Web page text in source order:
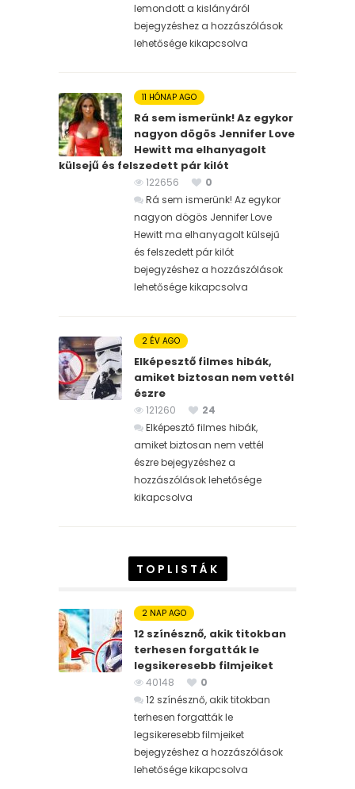
lemondott a kislányáról
bejegyzéshez a hozzászólások
lehetősége kikapcsolva
11 HÓNAP AGO
Rá sem ismerünk! Az egykor
nagyon dögös Jennifer Love
Hewitt ma elhanyagolt
külsejű és felszedett pár kilót
122656
0
Rá sem ismerünk! Az egykor
nagyon dögös Jennifer Love
Hewitt ma elhanyagolt külsejű
és felszedett pár kilót
bejegyzéshez a hozzászólások
lehetősége kikapcsolva
2 ÉV AGO
Elképesztő filmes hibák,
amiket biztosan nem vettél
észre
121260
24
Elképesztő filmes hibák,
amiket biztosan nem vettél
észre bejegyzéshez a
hozzászólások lehetősége
kikapcsolva
TOPLISTÁK
2 NAP AGO
12 színésznő, akik titokban
terhesen forgatták le
legsikeresebb filmjeiket
40148
0
12 színésznő, akik titokban
terhesen forgatták le
legsikeresebb filmjeiket
bejegyzéshez a hozzászólások
lehetősége kikapcsolva